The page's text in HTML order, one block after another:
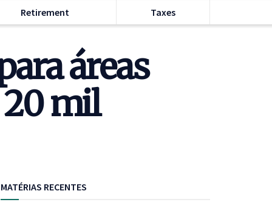
Retirement Taxes
áreas
20 mil
MATÉRIAS RECENTES